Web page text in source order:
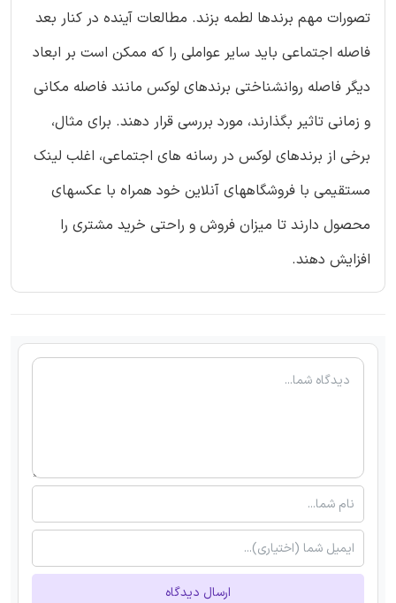
تصورات مهم برندها لطمه بزند. مطالعات آینده در کنار بعد
فاصله اجتماعی باید سایر عواملی را که ممکن است بر ابعاد
دیگر فاصله روانشناختی برندهای لوکس مانند فاصله مکانی
و زمانی تاثیر بگذارند، مورد بررسی قرار دهند. برای مثال،
برخی از برندهای لوکس در رسانه های اجتماعی، اغلب لینک
مستقیمی با فروشگاههای آنلاین خود همراه با عکسهای
محصول دارند تا میزان فروش و راحتی خرید مشتری را
افزایش دهند.
ارسال دیدگاه